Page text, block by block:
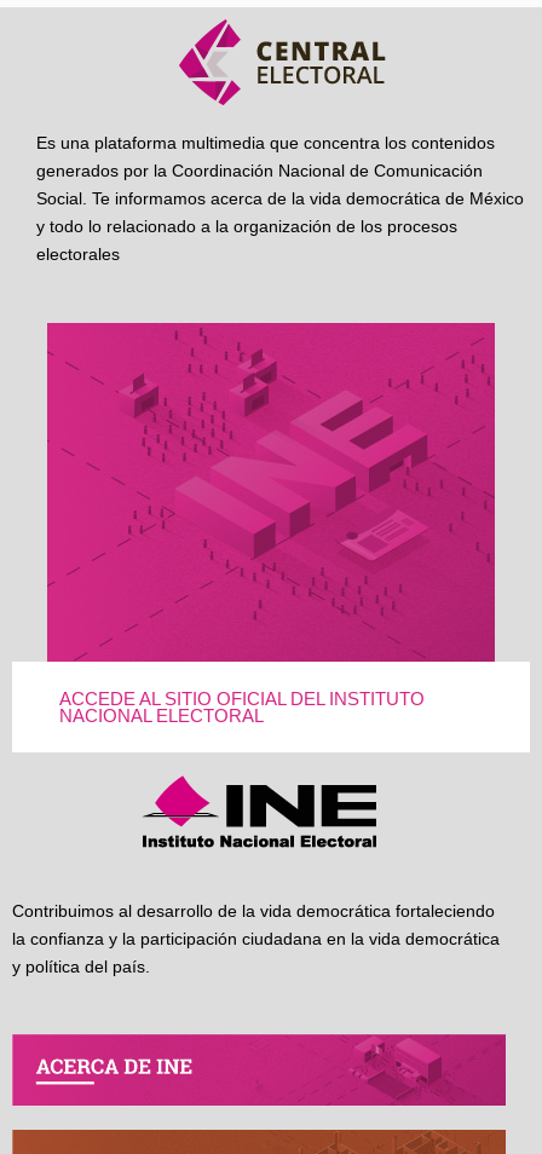
Es una plataforma multimedia que concentra los contenidos
generados por la Coordinación Nacional de Comunicación
Social. Te informamos acerca de la vida democrática de México
y todo lo relacionado a la organización de los procesos
electorales
ACCEDE AL SITIO OFICIAL DEL INSTITUTO
NACIONAL ELECTORAL
Contribuimos al desarrollo de la vida democrática fortaleciendo
la confianza y la participación ciudadana en la vida democrática
y política del país.